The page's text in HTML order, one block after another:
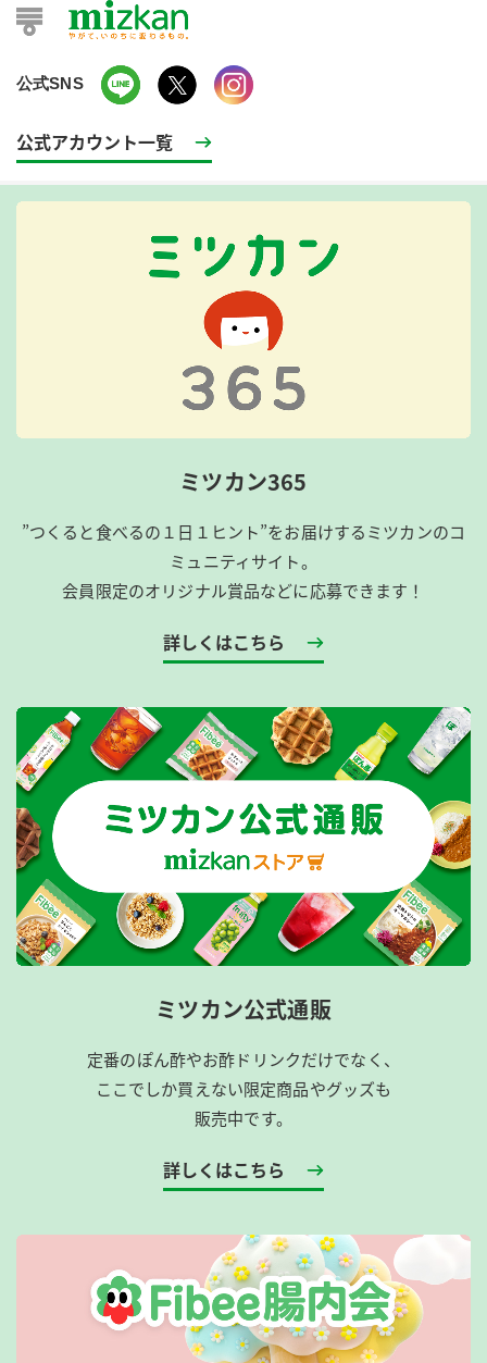
公式SNS
公式アカウント一覧
ミツカン365
”つくると食べるの１日１ヒント”をお届けするミツカンのコ
ミュニティサイト。
会員限定のオリジナル賞品などに応募できます！
詳しくはこちら
ミツカン公式通販
定番のぽん酢やお酢ドリンクだけでなく、
ここでしか買えない限定商品やグッズも
販売中です。
詳しくはこちら